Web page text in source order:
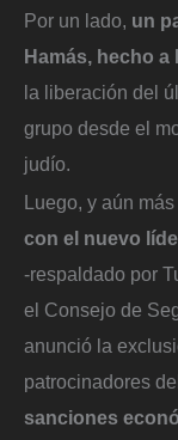
Por un lado, un
Hamás, hecho a
la liberación del
grupo desde el
judío.
Luego, y aún
con el nuevo
-respaldado por
el Consejo de
anunció la
patrocinadores
sanciones